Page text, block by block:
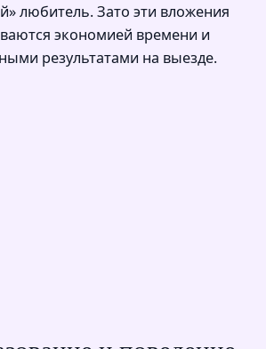
любитель. Зато эти вложения
экономией времени и
результатами на выезде.